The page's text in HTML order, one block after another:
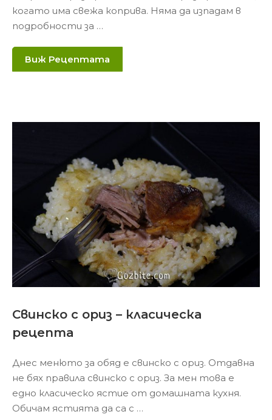
когато има свежа коприва. Няма да изпадам в
подробности за …
Виж Рецептата
Свинско с ориз – класическа
рецепта
Днес менюто за обяд е свинско с ориз. Отдавна
не бях правила свинско с ориз. За мен това е
едно класическо ястие от домашната кухня.
Обичам ястията да са с …